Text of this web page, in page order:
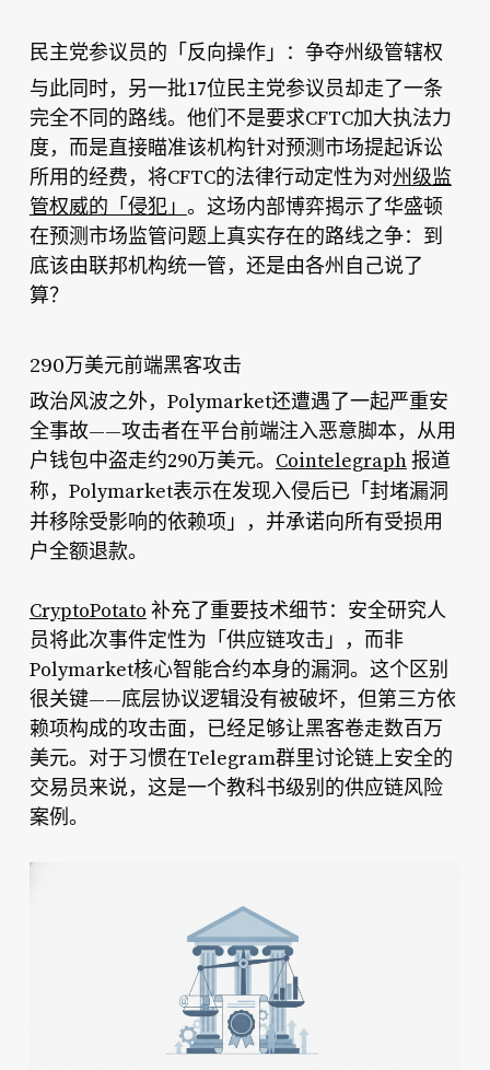
民主党参议员的「反向操作」：争夺州级管辖权
与此同时，另一批17位民主党参议员却走了一条
完全不同的路线。他们不是要求CFTC加大执法力
度，而是直接瞄准该机构针对预测市场提起诉讼
所用的经费，将CFTC的法律行动定性为对州级监
管权威的「侵犯」 。这场内部博弈揭示了华盛顿
在预测市场监管问题上真实存在的路线之争：到
底该由联邦机构统一管，还是由各州自己说了
算？
290万美元前端黑客攻击
政治风波之外，Polymarket还遭遇了一起严重安
全事故——攻击者在平台前端注入恶意脚本，从用
户钱包中盗走约290万美元。 Cointelegraph报道
称，Polymarket表示在发现入侵后已 「封堵漏洞
并移除受影响的依赖项」
，并承诺向所有受损用
户全额退款。
CryptoPotato 补充了重要技术细节：安全研究人
员将此次事件定性为「供应链攻击」，而非
Polymarket核心智能合约本身的漏洞。这个区别
很关键——底层协议逻辑没有被破坏，但第三方依
赖项构成的攻击面，已经足够让黑客卷走数百万
美元。对于习惯在Telegram群里讨论链上安全的
交易员来说，这是一个教科书级别的供应链风险
案例。